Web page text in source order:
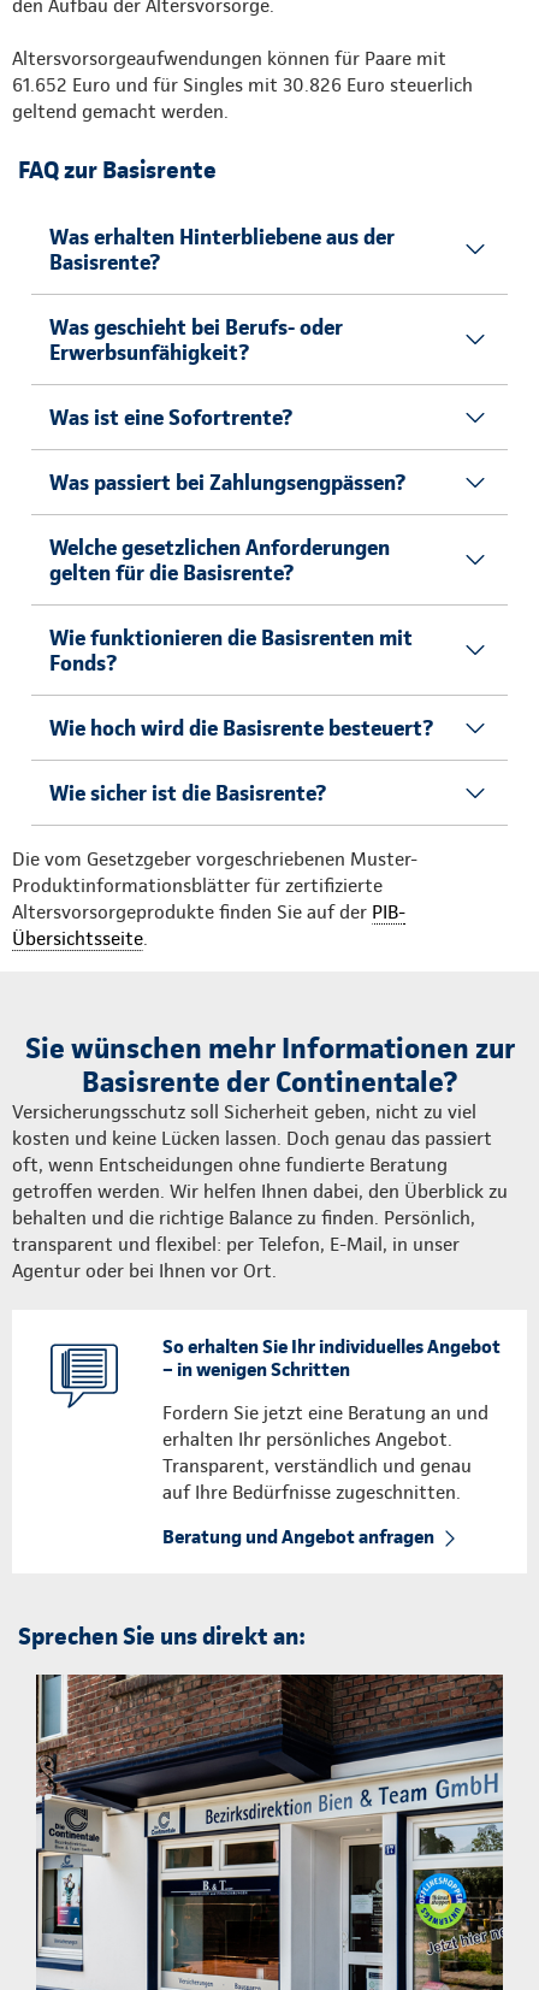
den Aufbau der Altersvorsorge.
Altersvorsorgeaufwendungen können für Paare mit
61.652 Euro und für Singles mit 30.826 Euro steuerlich
geltend gemacht werden.
FAQ zur Basisrente
Was erhalten Hinterbliebene aus der
Basisrente?
Was geschieht bei Berufs- oder
Erwerbsunfähigkeit?
Was ist eine Sofortrente?
Was passiert bei Zahlungsengpässen?
Welche gesetzlichen Anforderungen
gelten für die Basisrente?
Wie funktionieren die Basisrenten mit
Fonds?
Wie hoch wird die Basisrente besteuert?
Wie sicher ist die Basisrente?
Die vom Gesetzgeber vorgeschriebenen Muster-
Produktinformationsblätter für zertifizierte
Altersvorsorgeprodukte finden Sie auf der PIB-
Übersichtsseite.
Sie wünschen mehr Informationen zur
Basisrente der Continentale?
Versicherungsschutz soll Sicherheit geben, nicht zu viel
kosten und keine Lücken lassen. Doch genau das passiert
oft, wenn Entscheidungen ohne fundierte Beratung
getroffen werden. Wir helfen Ihnen dabei, den Überblick zu
behalten und die richtige Balance zu finden. Persönlich,
transparent und flexibel: per Telefon, E-Mail, in unser
Agentur oder bei Ihnen vor Ort.
So erhalten Sie Ihr individuelles Angebot
– in wenigen Schritten
Fordern Sie jetzt eine Beratung an und
erhalten Ihr persönliches Angebot.
Transparent, verständlich und genau
auf Ihre Bedürfnisse zugeschnitten.
Beratung und Angebot anfragen
Sprechen Sie uns direkt an: